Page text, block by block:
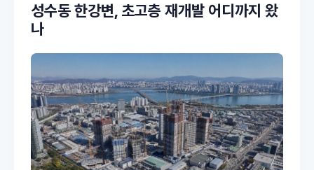
성수동 한강변, 초고층 재개발 어디까지 왔
나